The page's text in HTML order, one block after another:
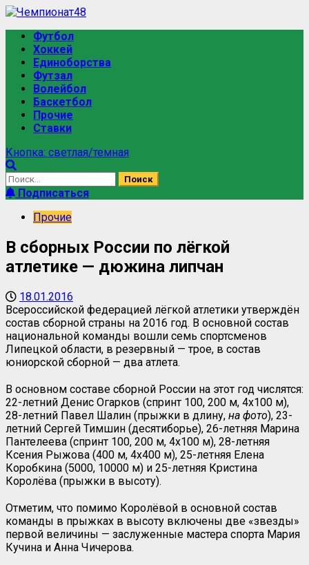
Футбол
Хоккей
Единоборства
Футзал
Волейбол
Баскетбол
Прочие
Ставки
Кнопка: светлая/темная
Подписаться
Прочие
В сборных России по лёгкой
атлетике — дюжина липчан
18.01.2016
Всероссийской федерацией лёгкой атлетики утверждён
состав сборной страны на 2016 год. В основной состав
национальной команды вошли семь спортсменов
Липецкой области, в резервный — трое, в состав
юниорской сборной — два атлета.
В основном составе сборной России на этот год числятся:
22-летний Денис Огарков (спринт 100, 200 м, 4х100 м),
28-летний Павел Шалин (прыжки в длину, на фото), 23-
летний Сергей Тимшин (десятиборье), 26-летняя Марина
Пантелеева (спринт 100, 200 м, 4х100 м), 28-летняя
Ксения Рыжова (400 м, 4х400 м), 25-летняя Елена
Коробкина (5000, 10000 м) и 25-летняя Кристина
Королёва (прыжки в высоту).
Отметим, что помимо Королёвой в основной состав
команды в прыжках в высоту включены две «звезды»
первой величины — заслуженные мастера спорта Мария
Кучина и Анна Чичерова.